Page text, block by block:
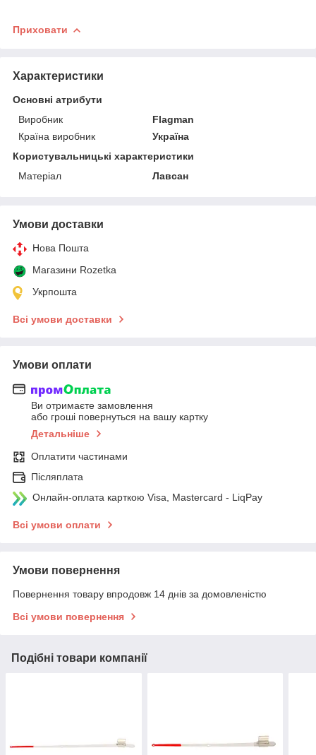
Приховати
Характеристики
Основні атрибути
Виробник
Flagman
Країна виробник
Україна
Користувальницькі характеристики
Матеріал
Лавсан
Умови доставки
Нова Пошта
Магазини Rozetka
Укрпошта
Всі умови доставки
Умови оплати
Ви отримаєте замовлення
або гроші повернуться на вашу картку
Детальніше
Оплатити частинами
Післяплата
Онлайн-оплата карткою Visa, Mastercard - LiqPay
Всі умови оплати
Умови повернення
Повернення товару впродовж 14 днів за домовленістю
Всі умови повернення
Подібні товари компанії